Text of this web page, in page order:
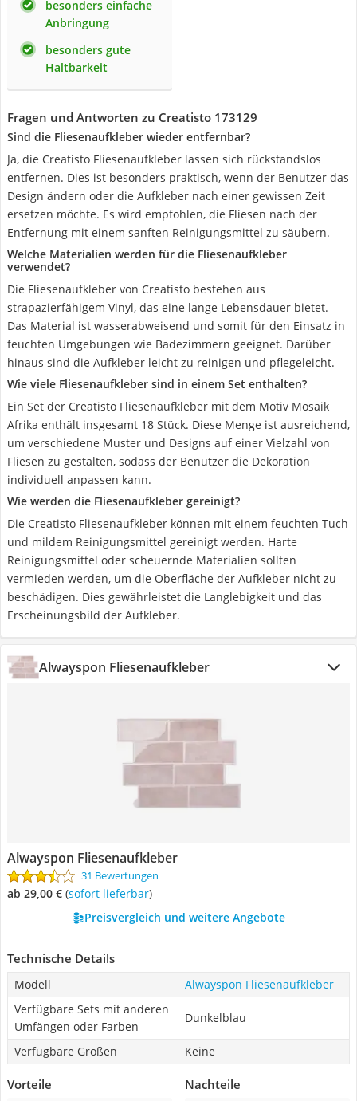
besonders einfache
Anbringung
besonders gute
Haltbarkeit
Fragen und Antworten zu Creatisto 173129
Sind die Fliesenaufkleber wieder entfernbar?
Ja, die Creatisto Fliesenaufkleber lassen sich rückstandslos
entfernen. Dies ist besonders praktisch, wenn der Benutzer das
Design ändern oder die Aufkleber nach einer gewissen Zeit
ersetzen möchte. Es wird empfohlen, die Fliesen nach der
Entfernung mit einem sanften Reinigungsmittel zu säubern.
Welche Materialien werden für die Fliesenaufkleber
verwendet?
Die Fliesenaufkleber von Creatisto bestehen aus
strapazierfähigem Vinyl, das eine lange Lebensdauer bietet.
Das Material ist wasserabweisend und somit für den Einsatz in
feuchten Umgebungen wie Badezimmern geeignet. Darüber
hinaus sind die Aufkleber leicht zu reinigen und pflegeleicht.
Wie viele Fliesenaufkleber sind in einem Set enthalten?
Ein Set der Creatisto Fliesenaufkleber mit dem Motiv Mosaik
Afrika enthält insgesamt 18 Stück. Diese Menge ist ausreichend,
um verschiedene Muster und Designs auf einer Vielzahl von
Fliesen zu gestalten, sodass der Benutzer die Dekoration
individuell anpassen kann.
Wie werden die Fliesenaufkleber gereinigt?
Die Creatisto Fliesenaufkleber können mit einem feuchten Tuch
und mildem Reinigungsmittel gereinigt werden. Harte
Reinigungsmittel oder scheuernde Materialien sollten
vermieden werden, um die Oberfläche der Aufkleber nicht zu
beschädigen. Dies gewährleistet die Langlebigkeit und das
Erscheinungsbild der Aufkleber.
Alwayspon Fliesenaufkleber
Alwayspon Fliesenaufkleber
31 Bewertungen
ab 29,00 € ( Sofort lieferbar)
Preisvergleich und weitere Angebote
Technische Details
Modell
Alwayspon Fliesenaufkleber
Verfügbare Sets mit anderen
Umfängen oder Farben
Dunkelblau
Verfügbare Größen Keine
Vorteile Nachteile